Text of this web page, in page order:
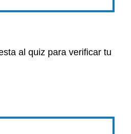
al quiz para verificar tu